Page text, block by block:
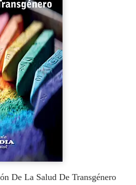
De La Salud De Transgénero